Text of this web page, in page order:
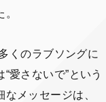
くのラブソングに
愛さないで”という
メッセージは、